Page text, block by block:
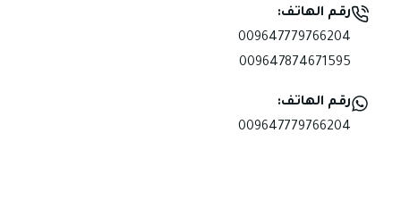
رقم الهاتف:
009647779766204
009647874671595
رقم الهاتف:
009647779766204